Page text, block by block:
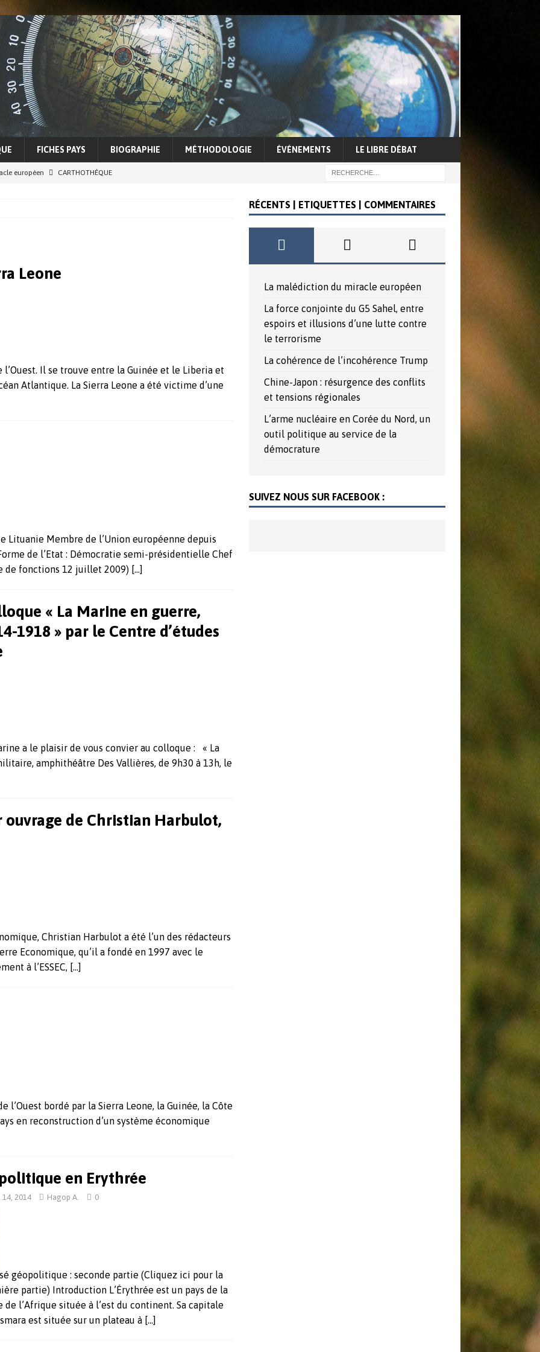
FICHES PAYS BIOGRAPHIE MÉTHODOLOGIE ÉVÉNEMENTS LE LIBRE DÉBAT
européen CARTHOTHÈQUE
Trump
du Nord, un outil politique au service de la démocrature
Leone
l’Ouest. Il se trouve entre la Guinée et le Liberia et
Atlantique. La Sierra Leone a été victime d’une
Lituanie Membre de l’Union européenne depuis
de l’Etat : Démocratie semi-présidentielle Chef
de fonctions 12 juillet 2009) […]
« La Marine en guerre,
1918 » par le Centre d’études
a le plaisir de vous convier au colloque : « La
amphithéâtre Des Vallières, de 9h30 à 13h, le
de Christian Harbulot,
Christian Harbulot a été l’un des rédacteurs
Economique, qu’il a fondé en 1997 avec le
à l’ESSEC, […]
l’Ouest bordé par la Sierra Leone, la Guinée, la Côte
en reconstruction d’un système économique
en Erythrée
14, 2014 Hagop A. 0
géopolitique : seconde partie (Cliquez ici pour la
partie) Introduction L’Érythrée est un pays de la
de l’Afrique située à l’est du continent. Sa capitale
est située sur un plateau à […]
RÉCENTS | ETIQUETTES | COMMENTAIRES
La malédiction du miracle européen
La force conjointe du G5 Sahel, entre
espoirs et illusions d’une lutte contre
le terrorisme
La cohérence de l’incohérence Trump
Chine-Japon : résurgence des conflits
et tensions régionales
L’arme nucléaire en Corée du Nord, un
outil politique au service de la
démocrature
SUIVEZ NOUS SUR FACEBOOK :